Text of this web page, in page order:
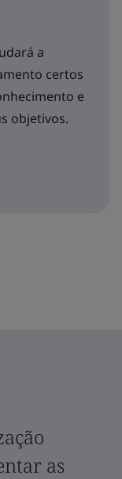
a
certos
e
objetivos.
as